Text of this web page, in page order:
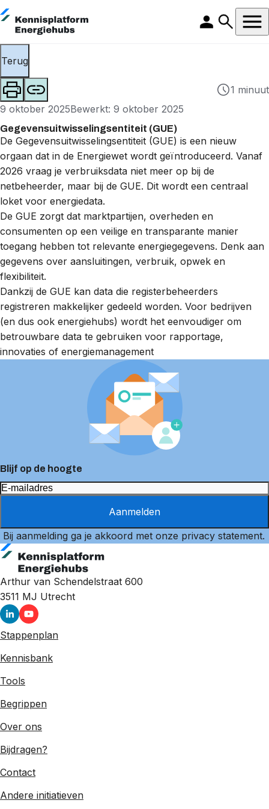
Terug
1 minuut
9 oktober 2025Bewerkt: 9 oktober 2025
Gegevensuitwisselingsentiteit (GUE)
De Gegevensuitwisselingsentiteit (GUE) is een nieuw
orgaan dat in de Energiewet wordt geïntroduceerd. Vanaf
2026 vraag je verbruiksdata niet meer op bij de
netbeheerder, maar bij de GUE. Dit wordt een centraal
loket voor energiedata.
De GUE zorgt dat marktpartijen, overheden en
consumenten op een veilige en transparante manier
toegang hebben tot relevante energiegegevens. Denk aan
gegevens over aansluitingen, verbruik, opwek en
flexibiliteit.
Dankzij de GUE kan data die registerbeheerders
registreren makkelijker gedeeld worden. Voor bedrijven
(en dus ook energiehubs) wordt het eenvoudiger om
betrouwbare data te gebruiken voor rapportage,
innovaties of energiemanagement
Blijf op de hoogte
Aanmelden
Bij aanmelding ga je akkoord met onze privacy statement.
Arthur van Schendelstraat 600
3511 MJ Utrecht
Stappenplan
Kennisbank
Tools
Begrippen
Over ons
Bijdragen?
Contact
Andere initiatieven